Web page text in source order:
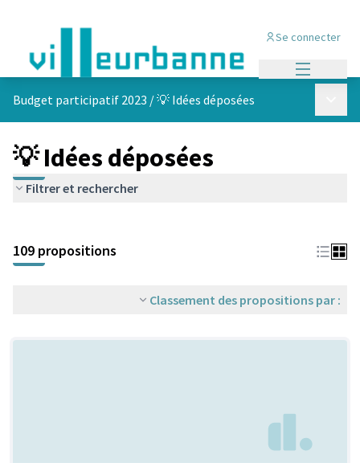
Se connecter
Budget participatif 2023 /💡 Idées déposées
💡 Idées déposées
Filtrer et rechercher
+
−
109 propositions
Classement des propositions par :